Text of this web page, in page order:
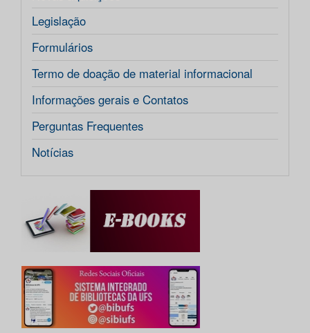
Legislação
Formulários
Termo de doação de material informacional
Informações gerais e Contatos
Perguntas Frequentes
Notícias